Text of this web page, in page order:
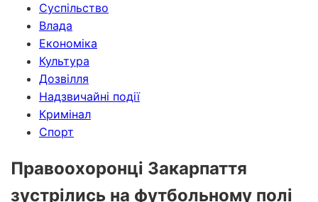
Суспільство
Влада
Економіка
Культура
Дозвілля
Надзвичайні події
Кримінал
Спорт
Правоохоронці Закарпаття
зустрілись на футбольному полі